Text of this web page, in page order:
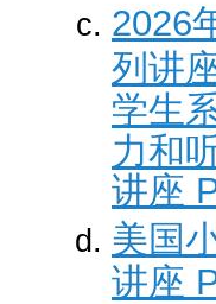
2026
列讲
学生
力和
讲座
美国
讲座